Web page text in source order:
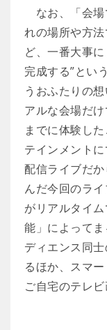
なお、「会場
れの場所や方
ど、一番大事
完成する”とい
うおふたりの
アルな会場だ
までに体験し
テインメント
配信ライブだ
んだ今回のラ
がリアルタイ
能」によって
ディエンス同
るほか、スマ
ご自宅のテレビ